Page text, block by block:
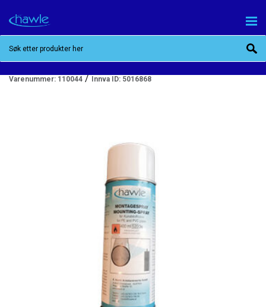
BAIO GLIDEMIDDEL SPRAY 0,4L
Varenummer: 110044/ Innva ID: 5016868